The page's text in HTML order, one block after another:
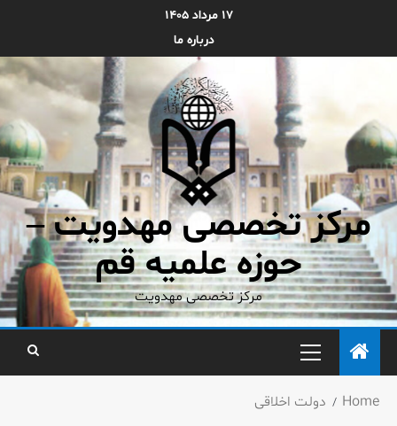
۱۷ مرداد ۱۴۰۵
درباره ما
مرکز تخصصی مهدویت –
حوزه علمیه قم
مرکز تخصصی مهدویت
Home دولت اخلاقی